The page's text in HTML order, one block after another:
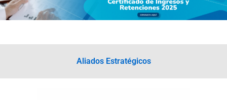
Aliados Estratégicos